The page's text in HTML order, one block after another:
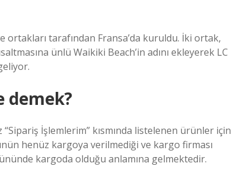
ortakları tarafından Fransa’da kuruldu. İki ortak,
ünlü Waikiki Beach’in adını ekleyerek LC
demek?
İşlemlerim” kısmında listelenen ürünler için
henüz kargoya verilmediği ve kargo firması
kargoda olduğu anlamına gelmektedir.